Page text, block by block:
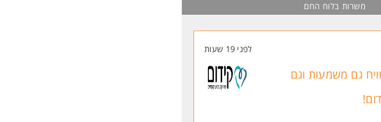
משרות בלוח החם
לפני 19 שעות
גם משמעות וגם